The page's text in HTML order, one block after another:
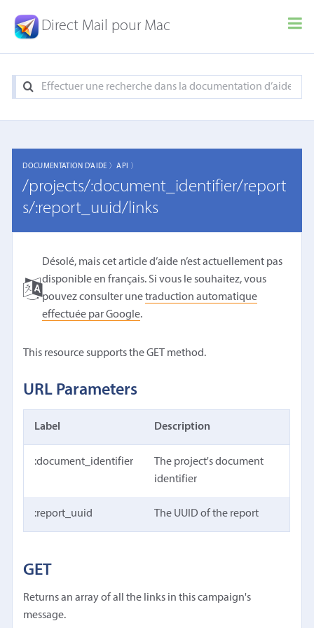
Direct Mail pour Mac
DOCUMENTATION D'AIDE 〉API 〉
/projects/:document_identifier/report
s/:report_uuid/links
Désolé, mais cet article d’aide n’est actuellement pas
disponible en français. Si vous le souhaitez, vous
pouvez consulter unetraduction automatique
effectuée par Google.
This resource supports the GET method.
URL Parameters
Label Description
:document_identifier
The project's document
identifier
:report_uuid The UUID of the report
GET
Returns an array of all the links in this campaign's
message.